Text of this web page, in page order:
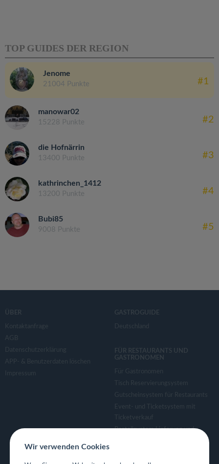
TOP GUIDES DER REGION
Jenome
21004 Punkte #1
manowar02
15228 Punkte #2
die Hofnärrin
13400 Punkte #3
kathrinchen_1412
13200 Punkte #4
Bubi85
9008 Punkte #5
ÜBER
Kontaktanfrage
AGB
Datenschutzerklärung
APP- & Benutzerdaten löschen
Impressum
GASTROGUIDE
Deutschland
FÜR RESTAURANTS UND
GASTRONOMEN
Für Gastronomen
Tisch Reservierungsystem
Gutscheinsystem für Restaurants
Event- und Ticketsystem mit
Ticketverkauf
Bestellsystem Lieferung und
Wir verwenden Cookies